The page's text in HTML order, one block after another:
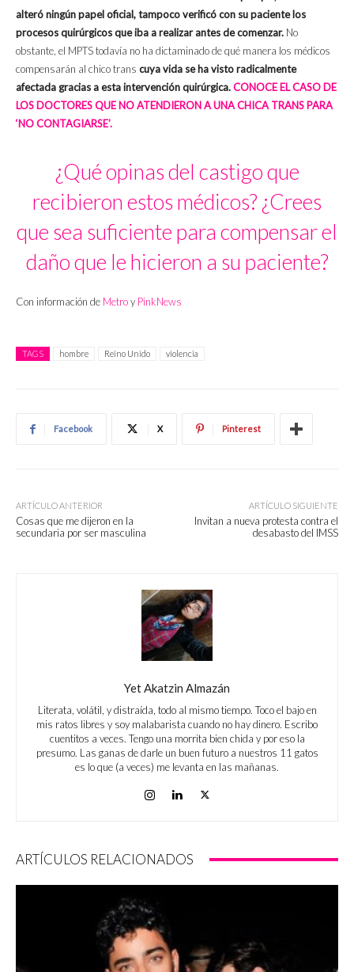
alteró ningún papel oficial, tampoco verificó con su paciente los
procesos quirúrgicos que iba a realizar antes de comenzar. No
obstante, el MPTS todavía no ha dictaminado de qué manera los médicos
compensarán al chico trans cuya vida se ha visto radicalmente
afectada gracias a esta intervención quirúrgica.CONOCE EL CASO DE
LOS DOCTORES QUE NO ATENDIERON A UNA CHICA TRANS PARA
‘NO CONTAGIARSE’.
¿Qué opinas del castigo que
recibieron estos médicos? ¿Crees
que sea suficiente para compensar el
daño que le hicieron a su paciente?
Con información de Metroy PinkNews
TAGS hombre Reino Unido violencia
Facebook X Pinterest
ARTÍCULO ANTERIOR
Cosas que me dijeron en la
secundaria por ser masculina
ARTÍCULO SIGUIENTE
Invitan a nueva protesta contra el
desabasto del IMSS
Yet Akatzin Almazán
Literata, volátil, y distraída, todo al mismo tiempo. Toco el bajo en
mis ratos libres y soy malabarista cuando no hay dinero. Escribo
cuentitos a veces. Tengo una morrita bien chida y por eso la
presumo. Las ganas de darle un buen futuro a nuestros 11 gatos
es lo que (a veces) me levanta en las mañanas.
ARTÍCULOS RELACIONADOS